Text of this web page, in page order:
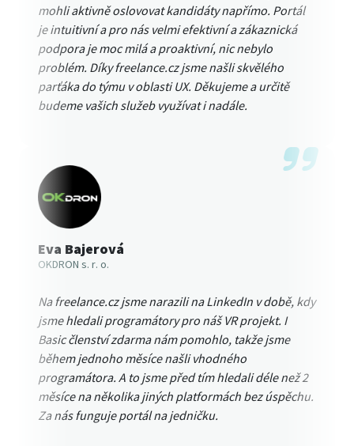
mohli aktivně oslovovat kandidáty napřímo. Portál
je intuitivní a pro nás velmi efektivní a zákaznická
podpora je moc milá a proaktivní, nic nebylo
problém. Díky freelance.cz jsme našli skvělého
parťáka do týmu v oblasti UX. Děkujeme a určitě
budeme vašich služeb využívat i nadále.
Eva Bajerová
OKDRON s. r. o.
Na freelance.cz jsme narazili na LinkedIn v době, kdy
jsme hledali programátory pro náš VR projekt. I
Basic členství zdarma nám pomohlo, takže jsme
během jednoho měsíce našli vhodného
programátora. A to jsme před tím hledali déle než 2
měsíce na několika jiných platformách bez úspěchu.
Za nás funguje portál na jedničku.